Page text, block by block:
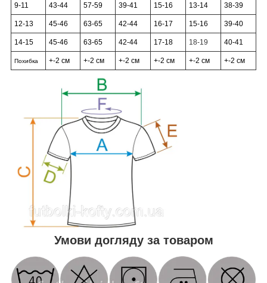
9-11 43-44 57-59 39-41 15-16 13-14 38-39
12-13 45-46 63-65 42-44 16-17 15-16 39-40
14-15 45-46 63-65 42-44 17-18 18-19 40-41
Похибка +-2 см +-2 см +-2 см +-2 см +-2 см +-2 см
Умови догляду за товаром